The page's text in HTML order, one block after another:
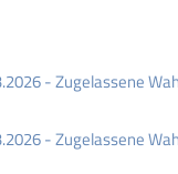
- Zugelassene
- Zugelassene